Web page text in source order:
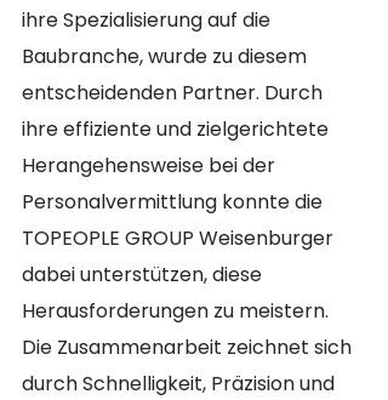
ihre Spezialisierung auf die
Baubranche, wurde zu diesem
entscheidenden Partner. Durch
ihre effiziente und zielgerichtete
Herangehensweise bei der
Personalvermittlung konnte die
TOPEOPLE GROUP Weisenburger
dabei unterstützen, diese
Herausforderungen zu meistern.
Die Zusammenarbeit zeichnet sich
durch Schnelligkeit, Präzision und